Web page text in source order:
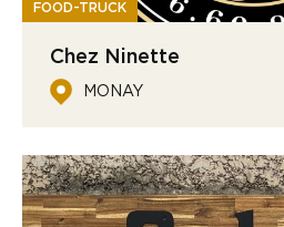
FOOD-TRUCK
Chez Ninette
MONAY